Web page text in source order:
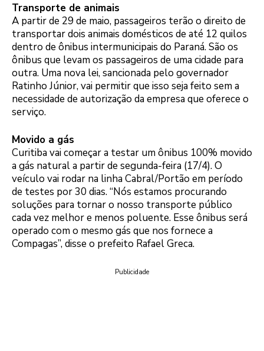
Transporte de animais
A partir de 29 de maio, passageiros terão o direito de
transportar dois animais domésticos de até 12 quilos
dentro de ônibus intermunicipais do Paraná. São os
ônibus que levam os passageiros de uma cidade para
outra. Uma nova lei, sancionada pelo governador
Ratinho Júnior, vai permitir que isso seja feito sem a
necessidade de autorização da empresa que oferece o
serviço.
Movido a gás
Curitiba vai começar a testar um ônibus 100% movido
a gás natural a partir de segunda-feira (17/4). O
veículo vai rodar na linha Cabral/Portão em período
de testes por 30 dias. “Nós estamos procurando
soluções para tornar o nosso transporte público
cada vez melhor e menos poluente. Esse ônibus será
operado com o mesmo gás que nos fornece a
Compagas”, disse o prefeito Rafael Greca.
Publicidade